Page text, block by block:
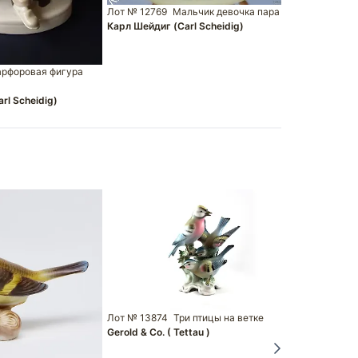
фигура
Scheidig)
Лот № 12769 Мальчик девочка пара
Карл Шейдиг (Carl Scheidig)
Лот № 13874 Три птицы на ветке
Gerold & Co. ( Tettau )